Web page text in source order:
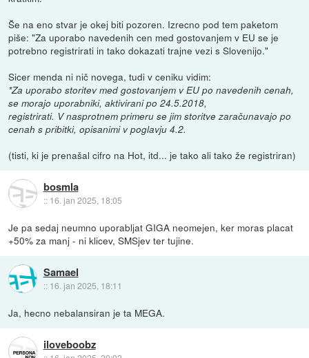
Še na eno stvar je okej biti pozoren. Izrecno pod tem paketom
piše: "Za uporabo navedenih cen med gostovanjem v EU se je
potrebno registrirati in tako dokazati trajne vezi s Slovenijo."
Sicer menda ni nič novega, tudi v ceniku vidim:
*Za uporabo storitev med gostovanjem v EU po navedenih cenah,
se morajo uporabniki, aktivirani po 24.5.2018,
registrirati. V nasprotnem primeru se jim storitve zaračunavajo po
cenah s pribitki, opisanimi v poglavju 4.2.
(tisti, ki je prenašal cifro na Hot, itd... je tako ali tako že registriran)
bosmla
:: 16. jan 2025, 18:05
Je pa sedaj neumno uporabljat GIGA neomejen, ker moras placat
+50% za manj - ni klicev, SMSjev ter tujine.
Samael
:: 16. jan 2025, 18:11
Ja, hecno nebalansiran je ta MEGA.
iloveboobz